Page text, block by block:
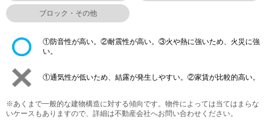
ブロック・その他
①防音性が高い。②耐震性が高い。③火や熱に強いため、火災に強
い。
①通気性が低いため、結露が発生しやすい。②家賃が比較的高い。
※あくまで一般的な建物構造に対する傾向です。物件によっては当てはまらな
いケースもありますので、詳細は不動産会社へお問い合わせください。